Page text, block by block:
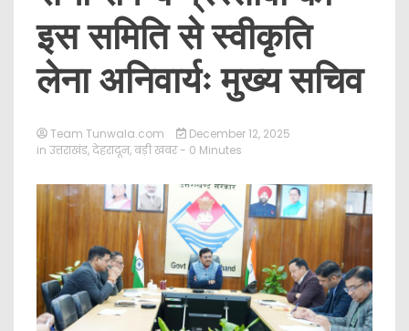
इस समिति से स्वीकृति
लेना अनिवार्यः मुख्य सचिव
Team Tunwala.com
December 12, 2025
in उत्तराखंड,देहरादून,बड़ी खबर - 0 Minutes